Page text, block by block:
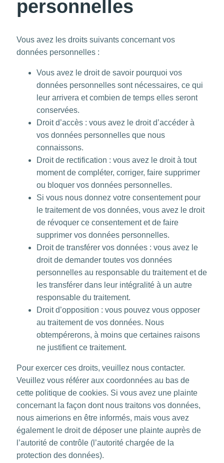
personnelles
Vous avez les droits suivants concernant vos
données personnelles :
Vous avez le droit de savoir pourquoi vos
données personnelles sont nécessaires, ce qui
leur arrivera et combien de temps elles seront
conservées.
Droit d’accès : vous avez le droit d’accéder à
vos données personnelles que nous
connaissons.
Droit de rectification : vous avez le droit à tout
moment de compléter, corriger, faire supprimer
ou bloquer vos données personnelles.
Si vous nous donnez votre consentement pour
le traitement de vos données, vous avez le droit
de révoquer ce consentement et de faire
supprimer vos données personnelles.
Droit de transférer vos données : vous avez le
droit de demander toutes vos données
personnelles au responsable du traitement et de
les transférer dans leur intégralité à un autre
responsable du traitement.
Droit d’opposition : vous pouvez vous opposer
au traitement de vos données. Nous
obtempérerons, à moins que certaines raisons
ne justifient ce traitement.
Pour exercer ces droits, veuillez nous contacter.
Veuillez vous référer aux coordonnées au bas de
cette politique de cookies. Si vous avez une plainte
concernant la façon dont nous traitons vos données,
nous aimerions en être informés, mais vous avez
également le droit de déposer une plainte auprès de
l’autorité de contrôle (l’autorité chargée de la
protection des données).